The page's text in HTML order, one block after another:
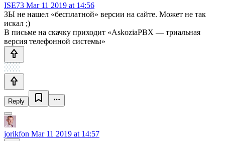
ISE73 Mar 11 2019 at 14:56
ЗЫ не нашел «бесплатной» версии на сайте. Может не так
искал ;)
В письме на скачку приходит «AskoziaPBX — триальная
версия телефонной системы»
Reply
jorikfon Mar 11 2019 at 14:57